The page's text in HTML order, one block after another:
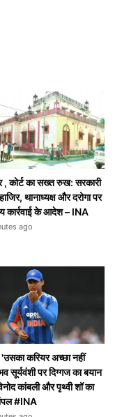
कोर्ट का सख्त रुख: सरकारी
थानाध्यक्ष और दरोगा पर
कार्रवाई के आदेश – INA
ago
करियर अच्छा नहीं
सूर्यवंशी पर दिग्गज का बयान
कांबली और पृथ्वी शॉ का
#INA